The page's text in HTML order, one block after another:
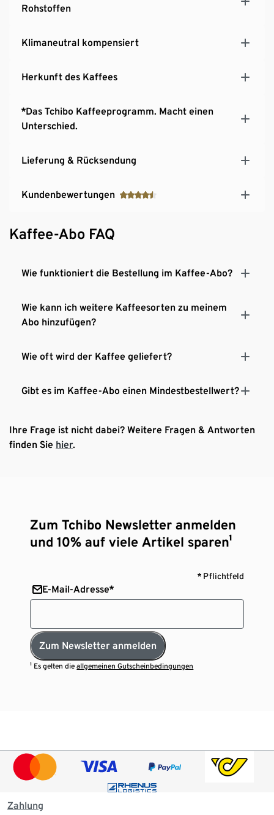
Rohstoffen
Klimaneutral kompensiert
Herkunft des Kaffees
*Das Tchibo Kaffeeprogramm. Macht einen
Unterschied.
Lieferung & Rücksendung
Kundenbewertungen
Kaffee-Abo FAQ
Wie funktioniert die Bestellung im Kaffee-Abo?
Wie kann ich weitere Kaffeesorten zu meinem
Abo hinzufügen?
Wie oft wird der Kaffee geliefert?
Gibt es im Kaffee-Abo einen Mindestbestellwert?
Ihre Frage ist nicht dabei? Weitere Fragen & Antworten
finden Sie hier.
Zum Tchibo Newsletter anmelden
und 10% auf viele Artikel sparen¹
* Pflichtfeld
E-Mail-Adresse*
Zum Newsletter anmelden
¹ Es gelten dieallgemeinen Gutscheinbedingungen
Zahlung